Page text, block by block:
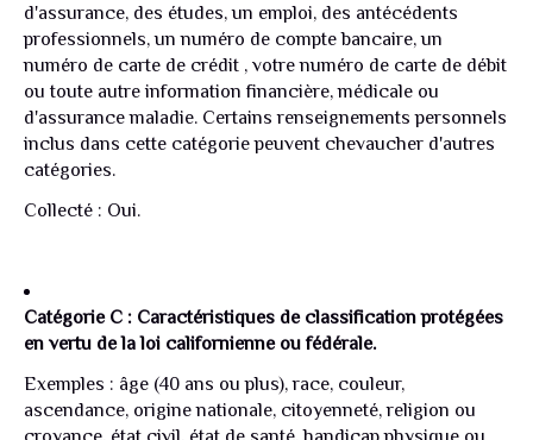
d'assurance, des études, un emploi, des antécédents
professionnels, un numéro de compte bancaire, un
numéro de carte de crédit , votre numéro de carte de débit
ou toute autre information financière, médicale ou
d'assurance maladie. Certains renseignements personnels
inclus dans cette catégorie peuvent chevaucher d'autres
catégories.
Collecté : Oui.
Catégorie C : Caractéristiques de classification protégées
en vertu de la loi californienne ou fédérale.
Exemples : âge (40 ans ou plus), race, couleur,
ascendance, origine nationale, citoyenneté, religion ou